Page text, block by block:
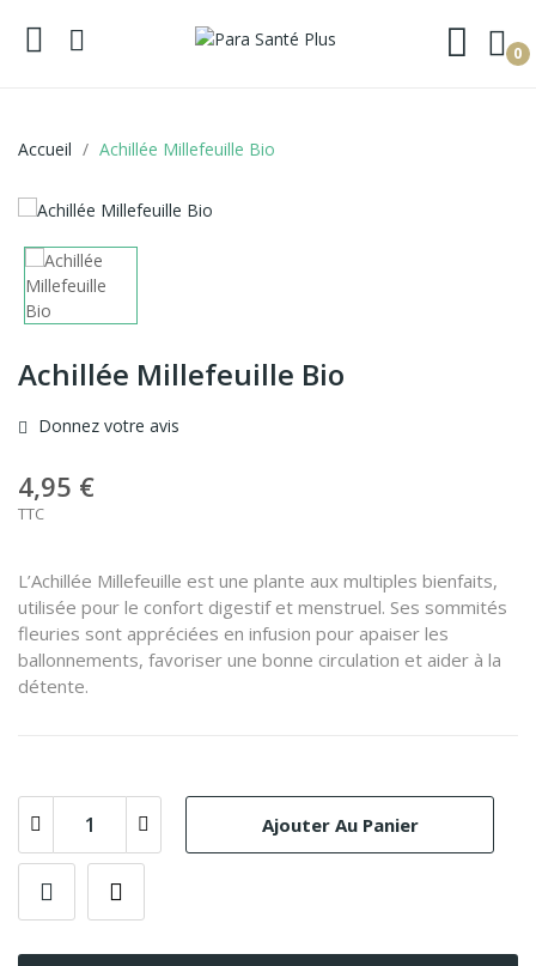
0
Accueil Achillée Millefeuille Bio
Achillée Millefeuille Bio
Donnez votre avis
4,95 €
TTC
L’Achillée Millefeuille est une plante aux multiples bienfaits,
utilisée pour le confort digestif et menstruel. Ses sommités
fleuries sont appréciées en infusion pour apaiser les
ballonnements, favoriser une bonne circulation et aider à la
détente.
Ajouter Au Panier